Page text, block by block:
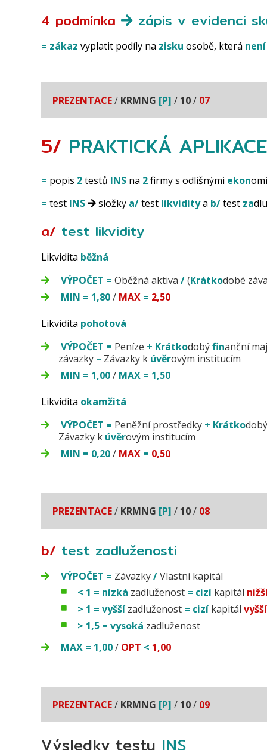
4 podmínka zápis v evidenci
= zákaz vyplatit podíly na zisku osobě, která není
PREZENTACE/ KRMNG [P] / 10/ 07
5/ PRAKTICKÁ
= popis 2testů INSna 2firmy s odlišnými ekon
= test INS složky a/test likviditya b/testza
a/ test likvidity
Likvidita běžná
VÝPOČET = Oběžná aktiva /(Krátkodobé
MIN = 1,80/ MAX = 2,50
Likvidita pohotová
VÝPOČET = Peníze + Krátkodobýfinanční
závazky – Závazky k úvěrovým institucím
MIN = 1,00/ MAX = 1,50
Likvidita okamžitá
VÝPOČET = Peněžní prostředky + Krátko
Závazky k úvěrovým institucím
MIN = 0,20/ MAX = 0,50
PREZENTACE/ KRMNG [P] / 10/ 08
b/ test zadluženosti
VÝPOČET = Závazky/Vlastní kapitál
< 1 = nízká zadluženost = cizí kapitál
> 1 = vyšší zadluženost = cizí kapitálvyšší
> 1,5 = vysoká zadluženost
MAX = 1,00/ OPT < 1,00
PREZENTACE/ KRMNG [P] / 10/ 09